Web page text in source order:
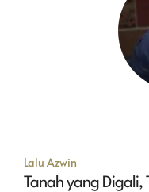
Lalu Azwin
Tanah yang Digali,